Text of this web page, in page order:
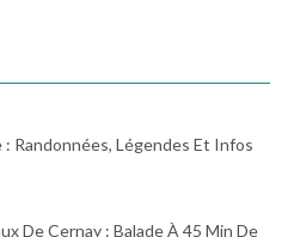
Randonnées, Légendes Et Infos
De Cernay : Balade À 45 Min De